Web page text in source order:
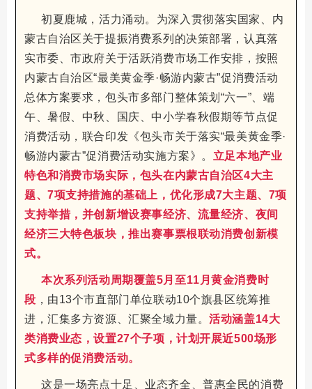
初夏鹿城，活力涌动。为深入贯彻落实国家、内
蒙古自治区关于提振消费系列的决策部署，认真落
实市委、市政府关于活跃消费市场工作安排，按照
内蒙古自治区“最美黄金季·畅游内蒙古”促消费活动
总体方案要求，包头市多部门整体策划“六一”、端
午、暑假、中秋、国庆、中小学春秋假期等节点促
消费活动，联合印发《包头市关于落实“最美黄金季·
畅游内蒙古”促消费活动实施方案》。 立足本地产业
特色和消费市场实际，包头在内蒙古自治区4大主
题、7项支持措施的基础上，优化形成7大主题、7项
支持举措，并创新增设赛事经济、流量经济、夜间
经济三大特色板块，推出赛事票根联动消费创新模
式。
本次系列活动周期覆盖5月至11月黄金消费时
段 ，由13个市直部门单位联动10个旗县区统筹推
进，汇集多方资源、汇聚全域力量。活动涵盖14大
类消费业态，设置27个子项，计划开展近500场形
式多样的促消费活动。
这是一场亮点十足、业态齐全、普惠全民的消费